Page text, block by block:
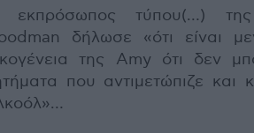
τύπου(…) της
δήλωσε «ότι είναι
της Amy ότι δεν
που αντιμετώπιζε και